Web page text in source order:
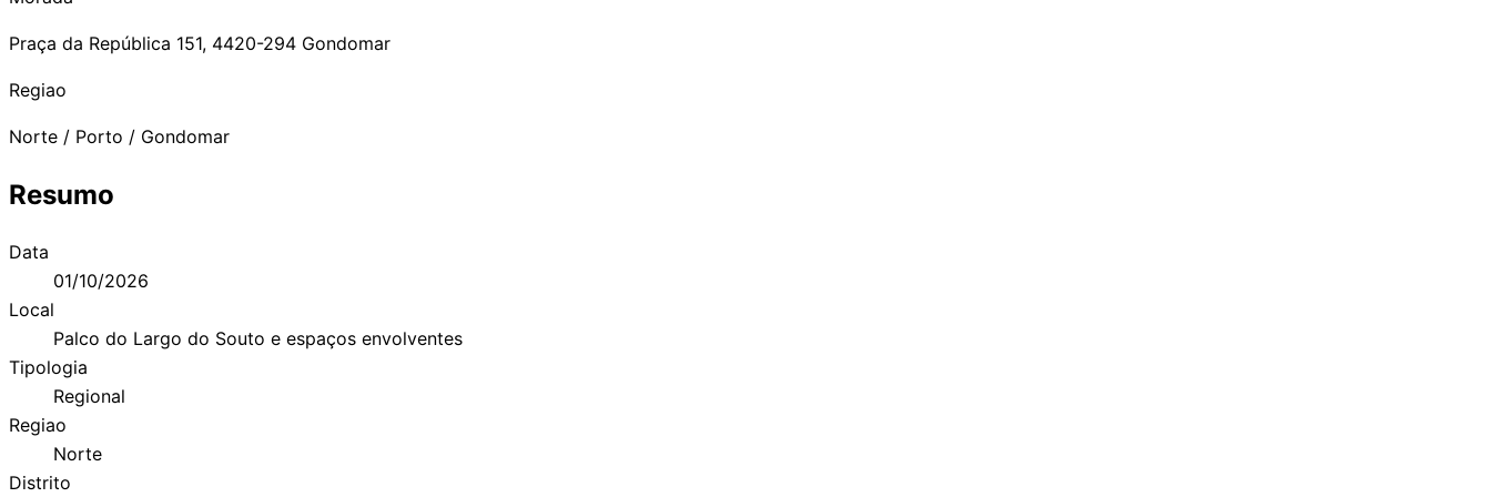
Praça da República 151, 4420-294 Gondomar
Regiao
Norte / Porto / Gondomar
Resumo
Data
01/10/2026
Local
Palco do Largo do Souto e espaços envolventes
Tipologia
Regional
Regiao
Norte
Distrito